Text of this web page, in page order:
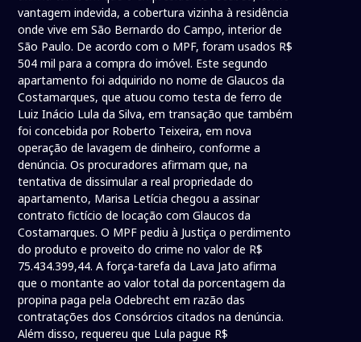
vantagem indevida, a cobertura vizinha à residência
onde vive em São Bernardo do Campo, interior de
São Paulo. De acordo com o MPF, foram usados R$
504 mil para a compra do imóvel. Este segundo
apartamento foi adquirido no nome de Glaucos da
Costamarques, que atuou como testa de ferro de
Luiz Inácio Lula da Silva, em transação que também
foi concebida por Roberto Teixeira, em nova
operação de lavagem de dinheiro, conforme a
denúncia. Os procuradores afirmam que, na
tentativa de dissimular a real propriedade do
apartamento, Marisa Letícia chegou a assinar
contrato fictício de locação com Glaucos da
Costamarques. O MPF pediu à Justiça o perdimento
do produto e proveito do crime no valor de R$
75.434.399,44. A força-tarefa da Lava Jato afirma
que o montante ao valor total da porcentagem da
propina paga pela Odebrecht em razão das
contratações dos Consórcios citados na denúncia.
Além disso, requereu que Lula pague R$